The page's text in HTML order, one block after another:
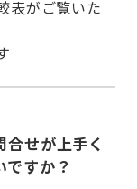
表がご覧いた
せが上手く
すか？